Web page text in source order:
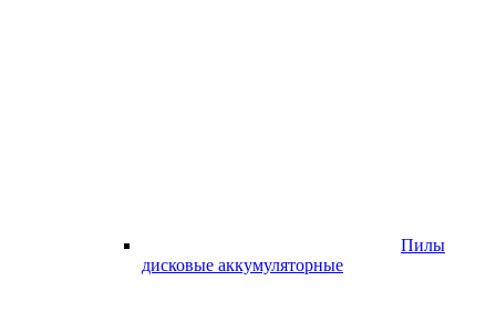
Пилы
дисковые аккумуляторные